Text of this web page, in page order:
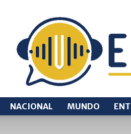
NACIONAL MUNDO